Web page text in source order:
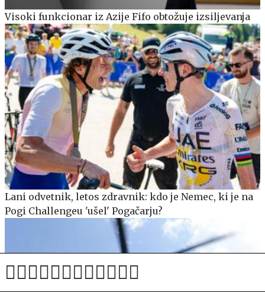
Visoki funkcionar iz Azije Fifo obtožuje izsiljevanja
Lani odvetnik, letos zdravnik: kdo je Nemec, ki je na
Pogi Challengeu 'ušel' Pogačarju?